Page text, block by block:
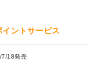
イントサービス
18発売